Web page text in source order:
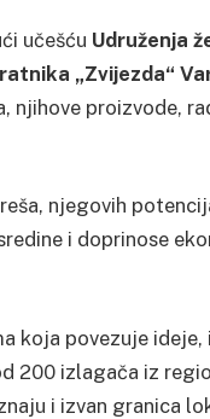
učešću Udruženja
„Zvijezda“
njihove proizvode,
njegovih
i doprinose
koja povezuje
200 izlagača iz
i izvan granica